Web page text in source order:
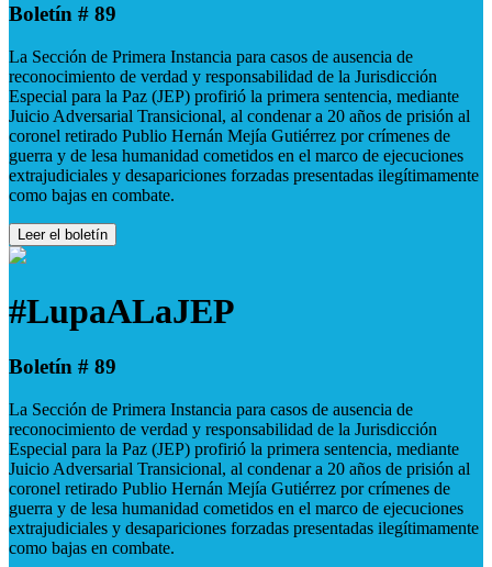
Boletín # 89
La Sección de Primera Instancia para casos de ausencia de
reconocimiento de verdad y responsabilidad de la Jurisdicción
Especial para la Paz (JEP) profirió la primera sentencia, mediante
Juicio Adversarial Transicional, al condenar a 20 años de prisión al
coronel retirado Publio Hernán Mejía Gutiérrez por crímenes de
guerra y de lesa humanidad cometidos en el marco de ejecuciones
extrajudiciales y desapariciones forzadas presentadas ilegítimamente
como bajas en combate.
Leer el boletín
#LupaALaJEP
Boletín # 89
La Sección de Primera Instancia para casos de ausencia de
reconocimiento de verdad y responsabilidad de la Jurisdicción
Especial para la Paz (JEP) profirió la primera sentencia, mediante
Juicio Adversarial Transicional, al condenar a 20 años de prisión al
coronel retirado Publio Hernán Mejía Gutiérrez por crímenes de
guerra y de lesa humanidad cometidos en el marco de ejecuciones
extrajudiciales y desapariciones forzadas presentadas ilegítimamente
como bajas en combate.